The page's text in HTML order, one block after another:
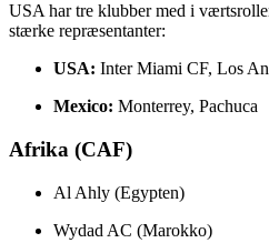
USA har tre klubber med i
stærke repræsentanter:
USA: Inter Miami CF, Los
Mexico: Monterrey, Pachuca
Afrika (CAF)
Al Ahly (Egypten)
Wydad AC (Marokko)